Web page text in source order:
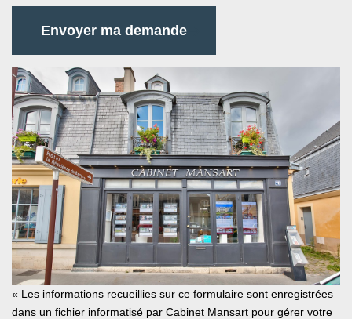
Envoyer ma demande
« Les informations recueillies sur ce formulaire sont enregistrées
dans un fichier informatisé par Cabinet Mansart pour gérer votre